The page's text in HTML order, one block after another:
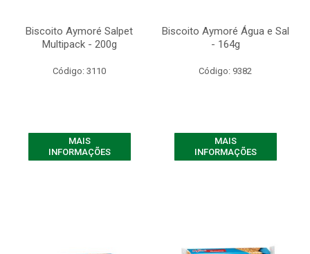
Biscoito Aymoré Salpet
Multipack - 200g
Código: 3110
MAIS
INFORMAÇÕES
Biscoito Aymoré Água e Sal
- 164g
Código: 9382
MAIS
INFORMAÇÕES